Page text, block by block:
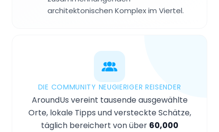
architektonischen Komplex im Viertel.
DIE COMMUNITY NEUGIERIGER REISENDER
AroundUs vereint tausende ausgewählte
Orte, lokale Tipps und versteckte Schätze,
täglich bereichert von über 60,000